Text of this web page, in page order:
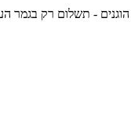
- תשלום רק בגמר